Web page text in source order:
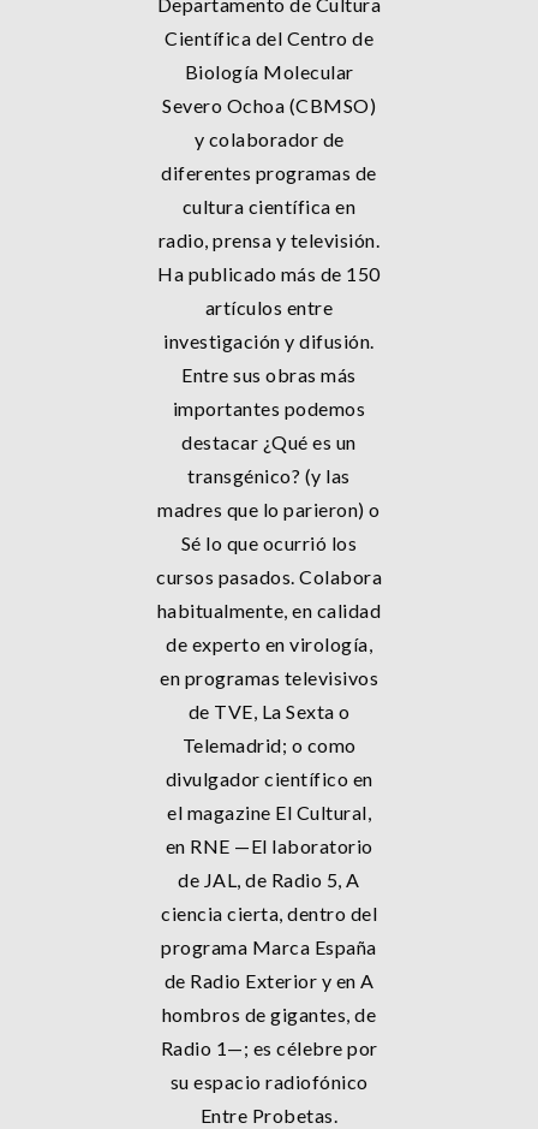
Científica del Centro de
Biología Molecular
Severo Ochoa (CBMSO)
y colaborador de
diferentes programas de
cultura científica en
radio, prensa y televisión.
Ha publicado más de 150
artículos entre
investigación y difusión.
Entre sus obras más
importantes podemos
destacar ¿Qué es un
transgénico? (y las
madres que lo parieron) o
Sé lo que ocurrió los
cursos pasados. Colabora
habitualmente, en calidad
de experto en virología,
en programas televisivos
de TVE, La Sexta o
Telemadrid; o como
divulgador científico en
el magazine El Cultural,
en RNE —El laboratorio
de JAL, de Radio 5, A
ciencia cierta, dentro del
programa Marca España
de Radio Exterior y en A
hombros de gigantes, de
Radio 1—; es célebre por
su espacio radiofónico
Entre Probetas.